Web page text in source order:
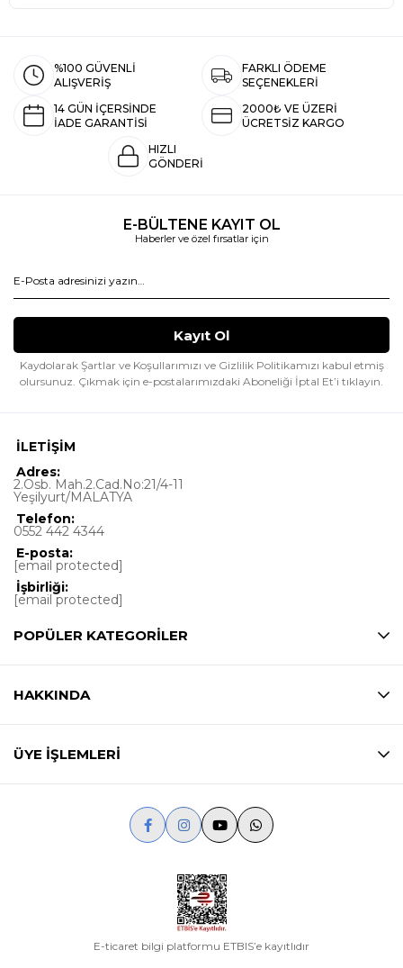
%100 GÜVENLİ
ALIŞVERİŞ
FARKLI ÖDEME
SEÇENEKLERİ
14 GÜN İÇERSİNDE
İADE GARANTİSİ
2000₺ VE ÜZERİ
ÜCRETSİZ KARGO
HIZLI
GÖNDERİ
E-BÜLTENE KAYIT OL
Haberler ve özel fırsatlar için
Kaydolarak Şartlar ve Koşullarımızı ve Gizlilik Politikamızı kabul etmiş
olursunuz. Çıkmak için e-postalarımızdaki Aboneliği İptal Et’i tıklayın.
İLETİŞİM
Adres:
2.Osb. Mah.2.Cad.No:21/4-11
Yeşilyurt/MALATYA
Telefon:
0552 442 4344
E-posta:
[email protected]
İşbirliği:
[email protected]
POPÜLER KATEGORİLER
HAKKINDA
ÜYE İŞLEMLERİ
E-ticaret bilgi platformu ETBIS’e kayıtlıdır